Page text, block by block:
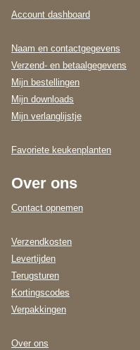
Account dashboard
Naam en contactgegevens
Verzend- en betaalgegevens
Mijn bestellingen
Mijn downloads
Mijn verlanglijstje
Favoriete keukenplanten
Over ons
Contact opnemen
Verzendkosten
Levertijden
Terugsturen
Kortingscodes
Verpakkingen
Over ons